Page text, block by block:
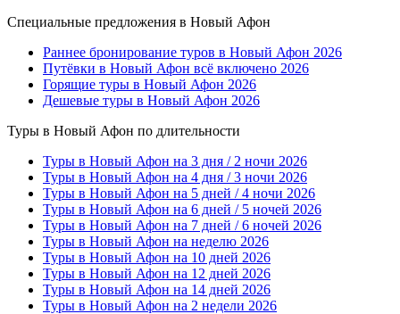
Специальные предложения в Новый Афон
Раннее бронирование туров в Новый Афон 2026
Путёвки в Новый Афон всё включено 2026
Горящие туры в Новый Афон 2026
Дешевые туры в Новый Афон 2026
Туры в Новый Афон по длительности
Туры в Новый Афон на 3 дня / 2 ночи 2026
Туры в Новый Афон на 4 дня / 3 ночи 2026
Туры в Новый Афон на 5 дней / 4 ночи 2026
Туры в Новый Афон на 6 дней / 5 ночей 2026
Туры в Новый Афон на 7 дней / 6 ночей 2026
Туры в Новый Афон на неделю 2026
Туры в Новый Афон на 10 дней 2026
Туры в Новый Афон на 12 дней 2026
Туры в Новый Афон на 14 дней 2026
Туры в Новый Афон на 2 недели 2026